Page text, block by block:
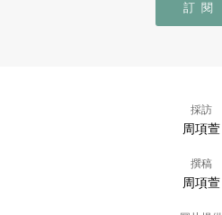
訂閱
採訪
周項萱
撰稿
周項萱